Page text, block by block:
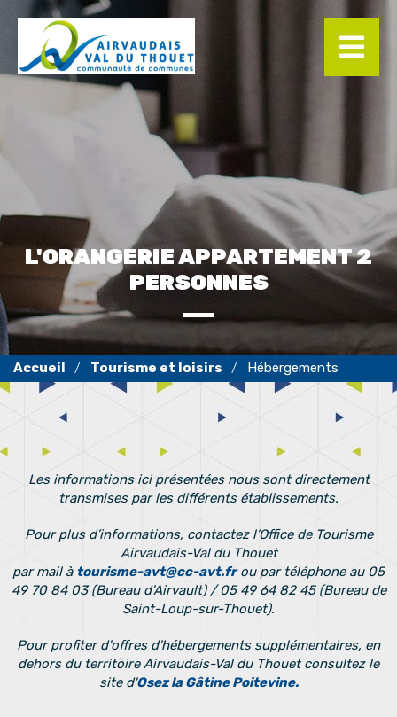
Tourisme et loisirs Hébergements
Les informations ici présentées nous sont directement
transmises par les différents établissements.
Pour plus d’informations, contactez l’Office de Tourisme
Airvaudais-Val du Thouet
par mail à tourisme-avt@cc-avt.frou par téléphone au 05
49 70 84 03 (Bureau d'Airvault) / 05 49 64 82 45 (Bureau de
Saint-Loup-sur-Thouet).
Pour profiter d'offres d'hébergements supplémentaires, en
dehors du territoire Airvaudais-Val du Thouet consultez le
site d'Osez la Gâtine Poitevine.
L'ORANGERIE APPARTEMENT 2
PERSONNES
Panneau de gestion des cookies